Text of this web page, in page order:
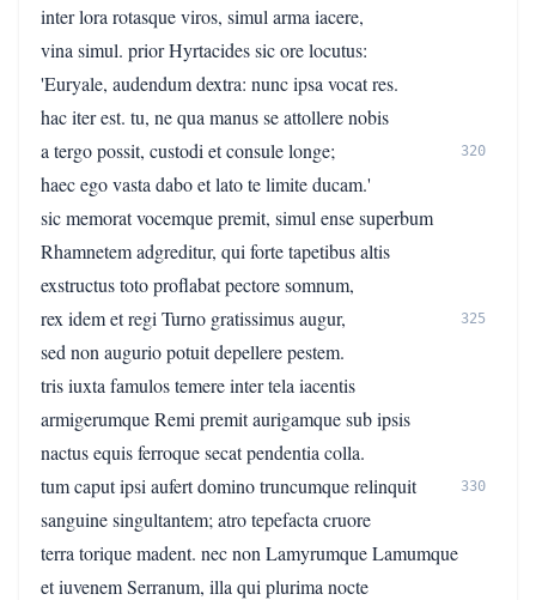
inter lora rotasque viros, simul arma iacere,
vina simul. prior Hyrtacides sic ore locutus:
'Euryale, audendum dextra: nunc ipsa vocat res.
hac iter est. tu, ne qua manus se attollere nobis
a tergo possit, custodi et consule longe;
320
haec ego vasta dabo et lato te limite ducam.'
sic memorat vocemque premit, simul ense superbum
Rhamnetem adgreditur, qui forte tapetibus altis
exstructus toto proflabat pectore somnum,
rex idem et regi Turno gratissimus augur,
325
sed non augurio potuit depellere pestem.
tris iuxta famulos temere inter tela iacentis
armigerumque Remi premit aurigamque sub ipsis
nactus equis ferroque secat pendentia colla.
tum caput ipsi aufert domino truncumque relinquit
330
sanguine singultantem; atro tepefacta cruore
terra torique madent. nec non Lamyrumque Lamumque
et iuvenem Serranum, illa qui plurima nocte